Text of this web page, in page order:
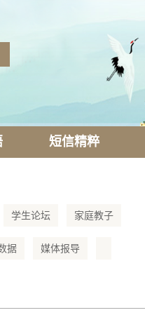
短信精粹
学生论坛 家庭教子
据 媒体报导